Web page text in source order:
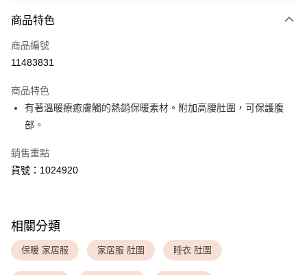
信用卡一次付款
超商取貨付款
Apple Pay
全家取貨付款
每筆NT$80，滿NT$1,500(含以上)免運費
<無合作配送請勿選取>萊爾富取貨付款
商品特色
商品編號
11483831
商品特色
有著溫暖療癒膚觸的熱銷保暖素材。附加高腰肚圍，可保護腹
部。
銷售重點
貨號：1024920
相關分類
保暖 家居服 家居服 肚圍 睡衣 肚圍